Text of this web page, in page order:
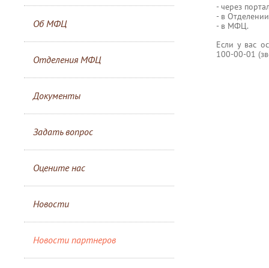
Об МФЦ
Отделения МФЦ
Документы
Задать вопрос
Оцените нас
Новости
Новости партнеров
- через
- в
- в МФЦ.
Если у вас
100-00-01